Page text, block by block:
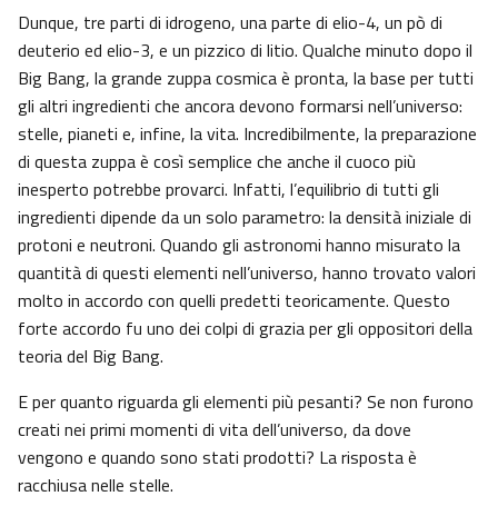
Dunque, tre parti di idrogeno, una parte di elio-4, un pò di
deuterio ed elio-3, e un pizzico di litio. Qualche minuto dopo il
Big Bang, la grande zuppa cosmica è pronta, la base per tutti
gli altri ingredienti che ancora devono formarsi nell’universo:
stelle, pianeti e, infine, la vita. Incredibilmente, la preparazione
di questa zuppa è così semplice che anche il cuoco più
inesperto potrebbe provarci. Infatti, l’equilibrio di tutti gli
ingredienti dipende da un solo parametro: la densità iniziale di
protoni e neutroni. Quando gli astronomi hanno misurato la
quantità di questi elementi nell’universo, hanno trovato valori
molto in accordo con quelli predetti teoricamente. Questo
forte accordo fu uno dei colpi di grazia per gli oppositori della
teoria del Big Bang.
E per quanto riguarda gli elementi più pesanti? Se non furono
creati nei primi momenti di vita dell’universo, da dove
vengono e quando sono stati prodotti? La risposta è
racchiusa nelle stelle.